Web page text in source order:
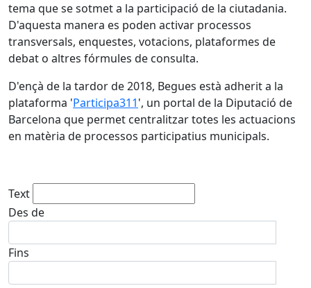
tema que se sotmet a la participació de la ciutadania.
D'aquesta manera es poden activar processos
transversals, enquestes, votacions, plataformes de
debat o altres fórmules de consulta.
D'ençà de la tardor de 2018, Begues està adherit a la
plataforma 'Participa311', un portal de la Diputació de
Barcelona que permet centralitzar totes les actuacions
en matèria de processos participatius municipals.
Text
Des de
Fins